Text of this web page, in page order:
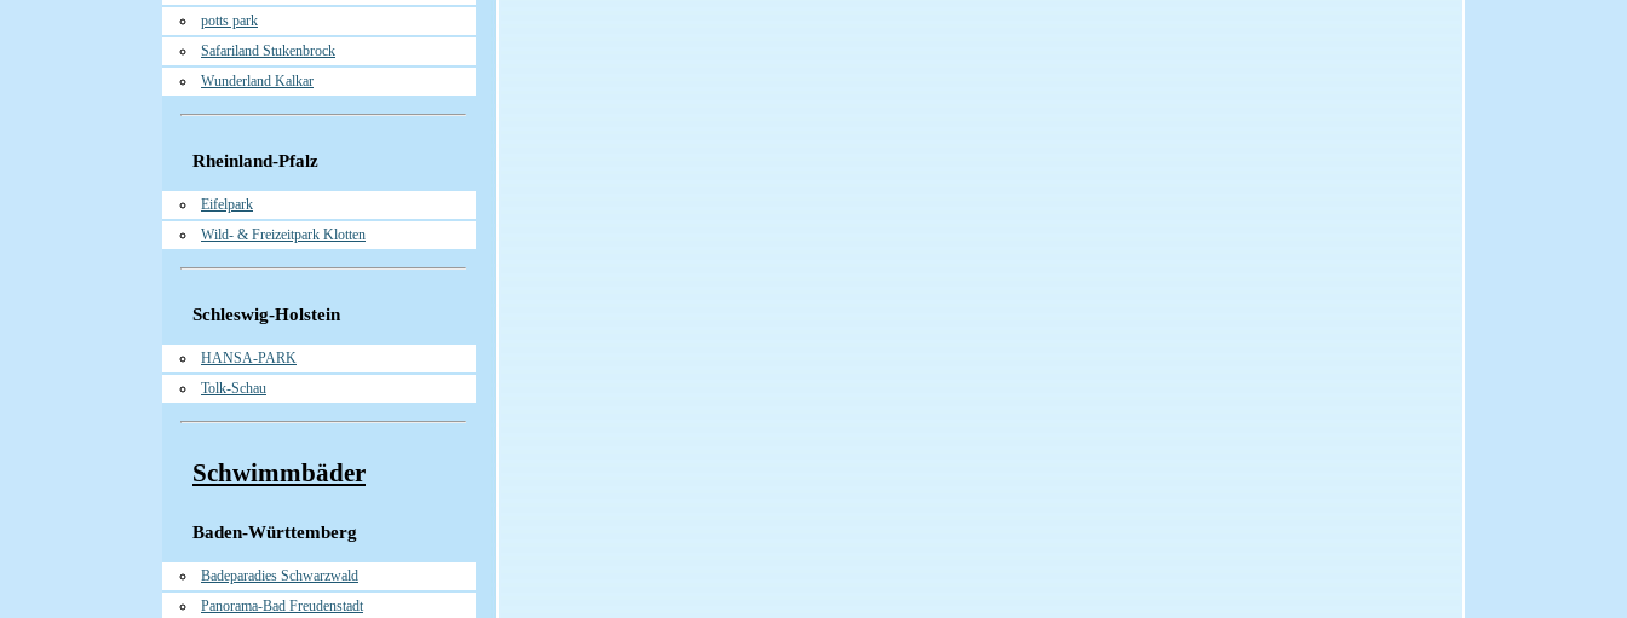
potts park
Safariland Stukenbrock
Wunderland Kalkar
Rheinland-Pfalz
Eifelpark
Wild- & Freizeitpark Klotten
Schleswig-Holstein
HANSA-PARK
Tolk-Schau
Schwimmbäder
Baden-Württemberg
Badeparadies Schwarzwald
Panorama-Bad Freudenstadt